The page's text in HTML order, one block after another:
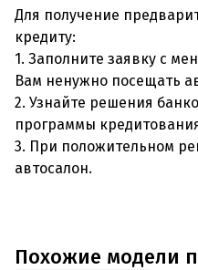
Для получение
кредиту:
1. Заполните заявку с
Вам ненужно посещать
2. Узнайте решения
программы
3. При положительном
автосалон.
Похожие модели